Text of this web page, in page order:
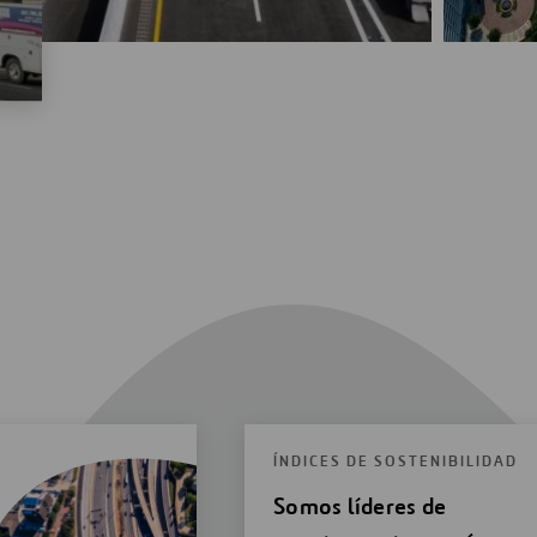
ÍNDICES DE SOSTENIBILIDAD
Somos líderes de